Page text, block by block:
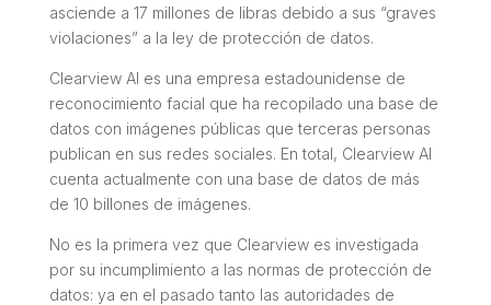
asciende a 17 millones de libras debido a sus “graves
violaciones” a la ley de protección de datos.
Clearview AI es una empresa estadounidense de
reconocimiento facial que ha recopilado una base de
datos con imágenes públicas que terceras personas
publican en sus redes sociales. En total, Clearview AI
cuenta actualmente con una base de datos de más
de 10 billones de imágenes.
No es la primera vez que Clearview es investigada
por su incumplimiento a las normas de protección de
datos: ya en el pasado tanto las autoridades de